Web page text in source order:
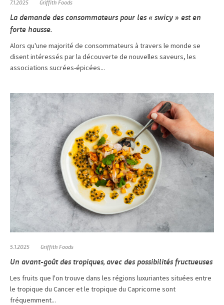
7.1.2025 Griffith Foods
La demande des consommateurs pour les « swicy » est en
forte hausse.
Alors qu'une majorité de consommateurs à travers le monde se
disent intéressés par la découverte de nouvelles saveurs, les
associations sucrées-épicées...
5.1.2025 Griffith Foods
Un avant-goût des tropiques, avec des possibilités fructueuses
Les fruits que l'on trouve dans les régions luxuriantes situées entre
le tropique du Cancer et le tropique du Capricorne sont
fréquemment...